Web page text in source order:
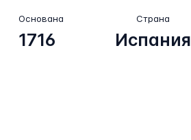
Основана
1716
Страна
Испания